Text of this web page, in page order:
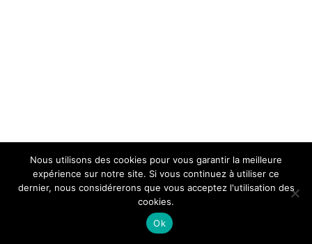
Nous utilisons des cookies pour vous garantir la meilleure
expérience sur notre site. Si vous continuez à utiliser ce
dernier, nous considérerons que vous acceptez l'utilisation des
cookies.
Ok